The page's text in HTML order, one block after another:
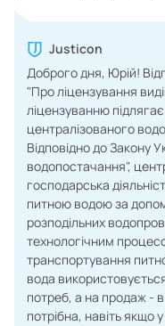
Justicon
Доброго дня, Юрій!
"Про ліцензування
ліцензуванню
централізованого
Відповідно до Закону
водопостачання",
господарська
питною водою за
розподільних
технологічним
транспортування
вода
потреб, а на продаж -
потрібна, навіть якщо